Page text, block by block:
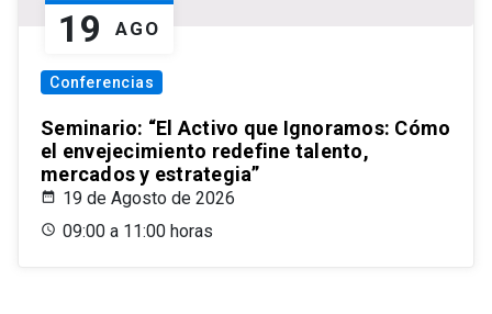
19 AGO
Conferencias
Seminario: “El Activo que Ignoramos: Cómo
el envejecimiento redefine talento,
mercados y estrategia”
19 de Agosto de 2026
09:00 a 11:00 horas